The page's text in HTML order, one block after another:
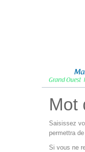
Mot
Saisissez
permettra
Si vous ne